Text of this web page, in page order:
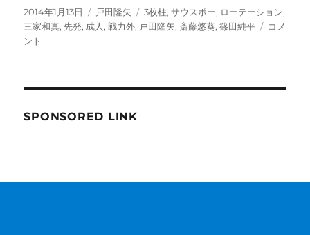
達
に
投
稿
日:
2014年1月13日
カ
テ
戸田隆矢
タ
グ
3枚柱,サウスポー, ローテーション,
三家和真,先発, 成人 ,戦力外, 戸田隆矢, 斎藤悠葵,篠田純平
カ
ロ
コメ
ント
SPONSORED LINK